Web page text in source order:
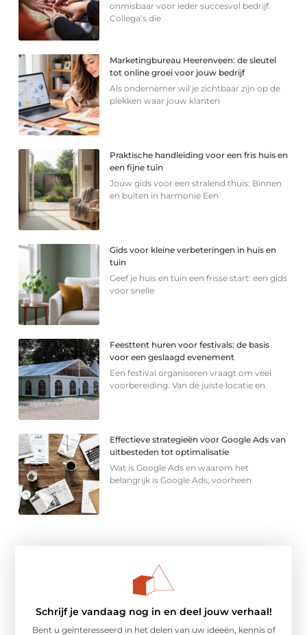
onmisbaar voor ieder succesvol bedrijf.
Collega’s die
Marketingbureau Heerenveen: de sleutel
tot online groei voor jouw bedrijf
Als ondernemer wil je zichtbaar zijn op de
plekken waar jouw klanten
Praktische handleiding voor een fris huis en
een fijne tuin
Jouw gids voor een stralend thuis: Binnen
en buiten in harmonie Een
Gids voor kleine verbeteringen in huis en
tuin
Geef je huis en tuin een frisse start: een gids
voor snelle
Feesttent huren voor festivals: de basis
voor een geslaagd evenement
Een festival organiseren vraagt om veel
voorbereiding. Van de juiste locatie en
Effectieve strategieën voor Google Ads van
uitbesteden tot optimalisatie
Wat is Google Ads en waarom het
belangrijk is Google Ads, voorheen
Schrijf je vandaag nog in en deel jouw verhaal!
Bent u geïnteresseerd in het delen van uw ideeën, kennis of